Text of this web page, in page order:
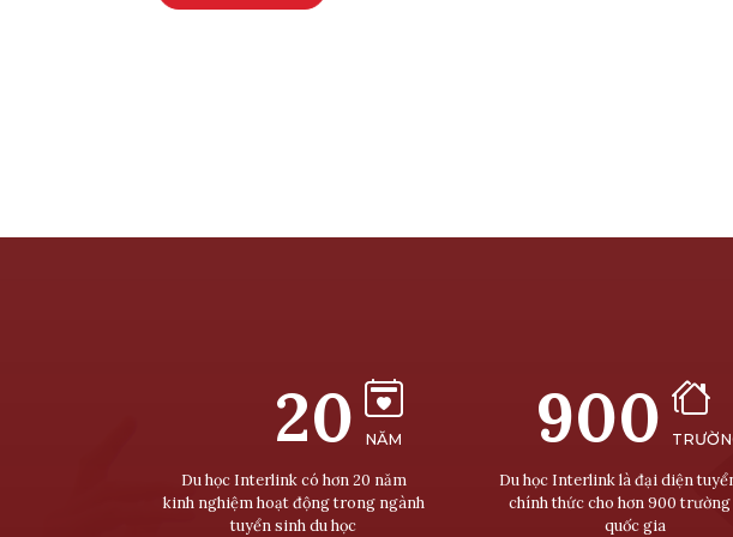
20 NĂM
Du học Interlink có hơn 20 năm
kinh nghiệm hoạt động trong ngành
tuyển sinh du học
900
Du học Interlink là đại diện
chính thức cho hơn 900
quốc gia